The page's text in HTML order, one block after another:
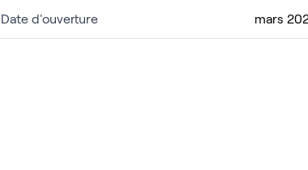
Date d'ouverture mars